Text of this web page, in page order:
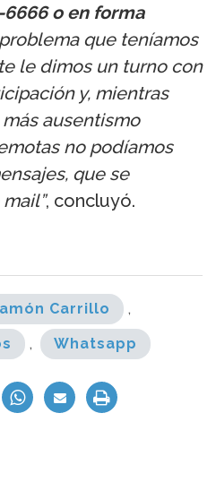
o en forma
que teníamos
le dimos un turno con
y, mientras
ausentismo
no podíamos
que se
, concluyó.
Carrillo ,
, Whatsapp